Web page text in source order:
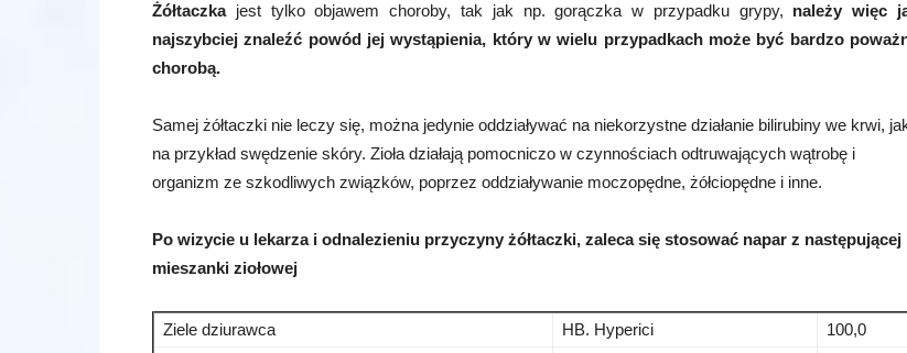
Żółtaczkajest tylko objawem choroby, tak jak np. gorączka w przypadku grypy, należy więc
najszybciej znaleźć powód jej wystąpienia, który w wielu przypadkach może być bardzo
chorobą.
Samej żółtaczki nie leczy się, można jedynie oddziaływać na niekorzystne działanie bilirubiny we krwi,
na przykład swędzenie skóry. Zioła działają pomocniczo w czynnościach odtruwających wątrobę i
organizm ze szkodliwych związków, poprzez oddziaływanie moczopędne, żółciopędne i inne.
Po wizycie u lekarza i odnalezieniu przyczyny żółtaczki, zaleca się stosować napar z następującej
mieszanki ziołowej
Ziele dziurawca HB. Hyperici
100,0